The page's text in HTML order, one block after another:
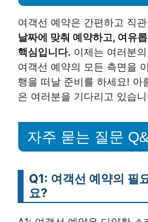
여객선 예약은 간편하고 직
날짜에 맞춰 예약하고, 여유
핵심입니다. 이제는 여러분
여객선 예약의 모든 측면을
행을 떠날 준비를 하세요! 아
은 여러분을 기다리고 있습
자주 묻는 질문
Q1: 여객선 예약의 필
요?